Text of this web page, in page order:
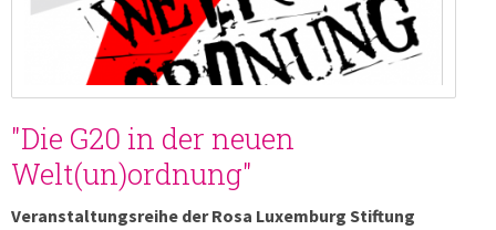
"Die G20 in der neuen
Welt(un)ordnung"
Veranstaltungsreihe der Rosa Luxemburg Stiftung